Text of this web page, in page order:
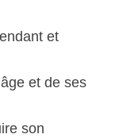
et
et de ses
son